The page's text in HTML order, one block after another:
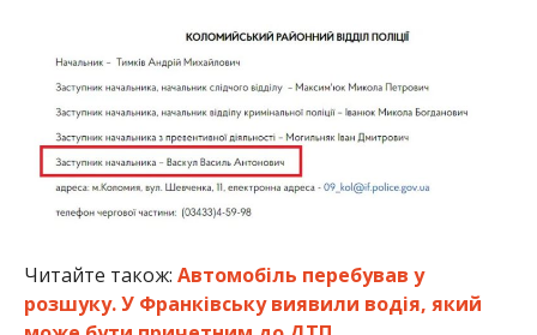
Читайте також: Автомобіль перебував у
розшуку. У Франківську виявили водія, який